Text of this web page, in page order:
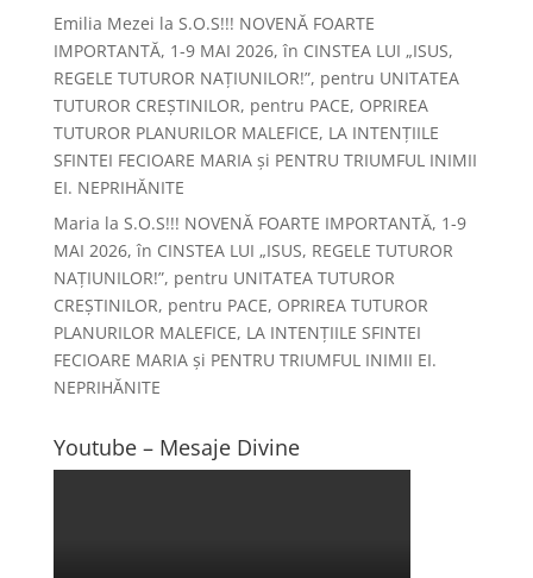
Emilia Mezei la S.O.S!!! NOVENĂ FOARTE
IMPORTANTĂ, 1-9 MAI 2026, în CINSTEA LUI „ISUS,
REGELE TUTUROR NAȚIUNILOR!”, pentru UNITATEA
TUTUROR CREȘTINILOR, pentru PACE, OPRIREA
TUTUROR PLANURILOR MALEFICE, LA INTENȚIILE
SFINTEI FECIOARE MARIA și PENTRU TRIUMFUL INIMII
EI. NEPRIHĂNITE
Maria la S.O.S!!! NOVENĂ FOARTE IMPORTANTĂ, 1-9
MAI 2026, în CINSTEA LUI „ISUS, REGELE TUTUROR
NAȚIUNILOR!”, pentru UNITATEA TUTUROR
CREȘTINILOR, pentru PACE, OPRIREA TUTUROR
PLANURILOR MALEFICE, LA INTENȚIILE SFINTEI
FECIOARE MARIA și PENTRU TRIUMFUL INIMII EI.
NEPRIHĂNITE
Youtube – Mesaje Divine